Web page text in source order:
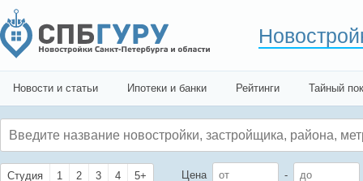
Новости и статьи Ипотеки и банки Рейтинги Тайный
Студия 1 2 3 4 5+ Цена -